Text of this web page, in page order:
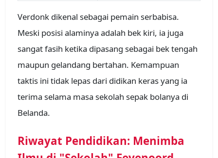
Verdonk dikenal sebagai pemain serbabisa.
Meski posisi alaminya adalah bek kiri, ia juga
sangat fasih ketika dipasang sebagai bek tengah
maupun gelandang bertahan. Kemampuan
taktis ini tidak lepas dari didikan keras yang ia
terima selama masa sekolah sepak bolanya di
Belanda.
Riwayat Pendidikan: Menimba